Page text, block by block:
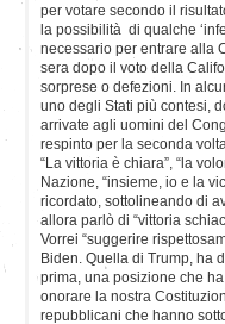
per votare secondo il
la possibilità di qualche
necessario per entrare alla
sera dopo il voto della
sorprese o defezioni. In
uno degli Stati più contesi,
arrivate agli uomini del
respinto per la seconda
“La vittoria è chiara”, “la
Nazione, “insieme, io e la
ricordato, sottolineando di
allora parlò di “vittoria
Vorrei “suggerire
Biden. Quella di Trump, ha
prima, una posizione che
onorare la nostra
repubblicani che hanno